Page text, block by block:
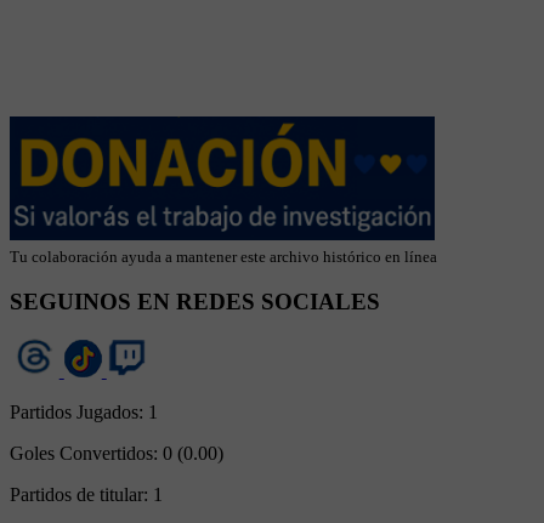
Tu colaboración ayuda a mantener este archivo histórico en línea
SEGUINOS EN REDES SOCIALES
Partidos Jugados: 1
Goles Convertidos: 0 (0.00)
Partidos de titular: 1